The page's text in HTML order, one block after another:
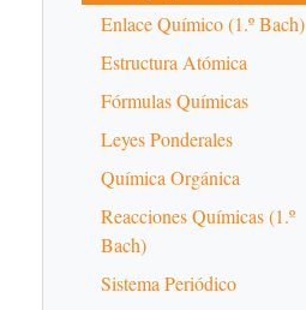
Enlace Químico (1.º Bach)
Estructura Atómica
Fórmulas Químicas
Leyes Ponderales
Química Orgánica
Reacciones Químicas (1.º
Bach)
Sistema Periódico